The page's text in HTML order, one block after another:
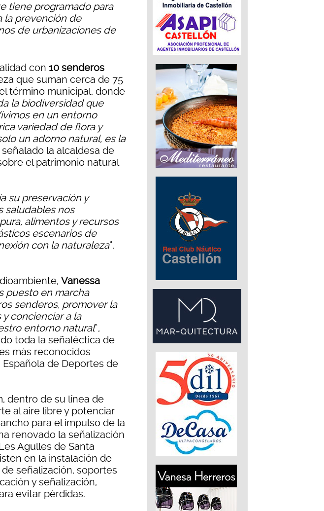
tiene programado para
la prevención de
de urbanizaciones de
con 10 senderos
que suman cerca de 75
término municipal, donde
la biodiversidad que
en un entorno
variedad de flora y
un adorno natural, es la
señalado la alcaldesa de
el patrimonio natural
su preservación y
saludables nos
alimentos y recursos
escenarios de
con la naturaleza”,
Vanessa
puesto en marcha
senderos, promover la
concienciar a la
entorno natural”,
toda la señaléctica de
más reconocidos
de Deportes de
dentro de su línea de
al aire libre y potenciar
para el impulso de la
renovado la señalización
Agulles de Santa
en la instalación de
señalización, soportes
y señalización,
evitar pérdidas.